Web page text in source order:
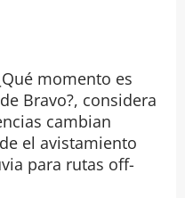
momento es
Bravo?, considera
cambian
el avistamiento
para rutas off-